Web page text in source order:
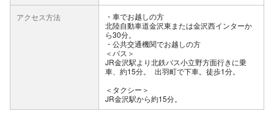
アクセス方法
車でお越しの方
北陸自動車道金沢東または金沢西インターか
ら30分。
公共交通機関でお越しの方
＜バス＞
JR金沢駅より北鉄バス小立野方面行きに乗
車、約15分。 出羽町で下車。徒歩1分。
＜タクシー＞
JR金沢駅から約15分。